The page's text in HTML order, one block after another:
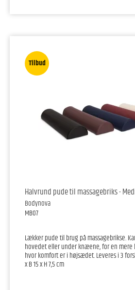
Tilbud
Halvrund pude til massagebriks -
Bodynova
MB07
Lækker pude til brug på massagebrikse.
hovedet eller under knæene, for en mere
hvor komfort er i højsædet. Leveres i 3
x B 15 x H 7,5 cm